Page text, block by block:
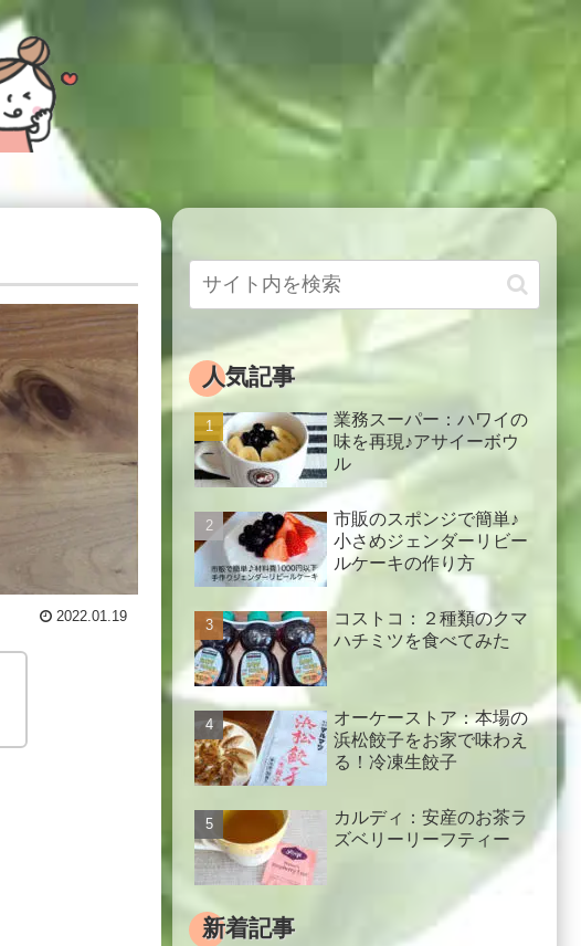
2022.01.19
人気記事
業務スーパー：ハワイの
味を再現♪アサイーボウ
ル
市販のスポンジで簡単♪
小さめジェンダーリビー
ルケーキの作り方
コストコ：２種類のクマ
ハチミツを食べてみた
オーケーストア：本場の
浜松餃子をお家で味わえ
る！冷凍生餃子
カルディ：安産のお茶ラ
ズベリーリーフティー
新着記事